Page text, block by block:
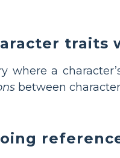
traits
a
between